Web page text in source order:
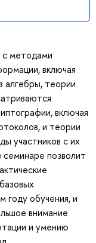
с методами
включая
алгебры, теории
включая
и теории
участников с их
позволит
году обучения, и
внимание
и умению